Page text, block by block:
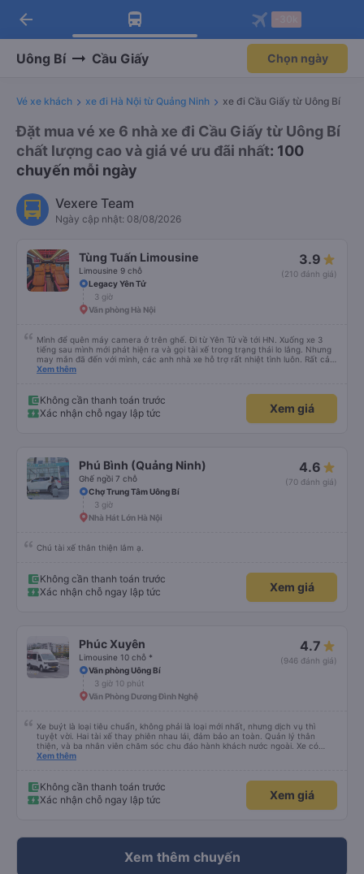
Tải app Vexere ngay!
Nhận ưu đãi thành viên độc
Mở app
Tải app Vexere
-30k/ghế khi đặt vé máy bay qua
Mở app
arrow_back
Uông Bí Cầu Giấy Chọn ngày
Vé xe khách xe đi Hà Nội từ Quảng Ninh xe đi Cầu Giấy từ Uông Bí
Đặt mua vé xe 6 nhà xe đi Cầu Giấy từ Uông Bí
chất lượng cao và giá vé ưu đãi nhất: 100
chuyến mỗi ngày
Vexere Team
Ngày cập nhật: 08/08/2026
Tùng Tuấn Limousine
Limousine 9 chỗ
3.9
(210 đánh giá)
Legacy Yên Tử
3 giờ
Văn phòng Hà Nội
Mình để quên máy camera ở trên ghế. Đi từ Yên Tử về tới HN. Xuống xe 3
tiếng sau mình mới phát hiện ra và gọi tài xế trong trạng thái lo lắng. Nhưng
may mắn đã đến với mình, các anh nhà xe hỗ trợ rất nhiệt tình luôn. Rất cảm
ơn và chúc các anh nhà xe Tùng Tuấn sức khoẻ, vạn dặm bình an ạ!
Xem thêm
Không cần thanh toán trước
Xác nhận chỗ ngay lập tức
Xem giá
Phú Bình (Quảng Ninh)
Ghế ngồi 7 chỗ
4.6
(70 đánh giá)
Chợ Trung Tâm Uông Bí
3 giờ
Nhà Hát Lớn Hà Nội
Chú tài xế thân thiện lắm ạ.
Không cần thanh toán trước
Xác nhận chỗ ngay lập tức
Xem giá
Phúc Xuyên
Limousine 10 chỗ *
4.7
(946 đánh giá)
Văn phòng Uông Bí
3 giờ 10 phút
Văn Phòng Dương Đình Nghệ
Xe buýt là loại tiêu chuẩn, không phải là loại mới nhất, nhưng dịch vụ thì
tuyệt vời. Hai tài xế thay phiên nhau lái, đảm bảo an toàn. Quản lý thân
thiện, và ba nhân viên chăm sóc chu đáo hành khách nước ngoài. Xe có
máy lạnh và cổng sạc USB, và dừng thường xuyên ở các khu vực nghỉ ngơi.
khoảng 9 tiếng. Tôi hài lòng với giá vé 480.000 VND.
Xem thêm
Không cần thanh toán trước
Xác nhận chỗ ngay lập tức
Xem giá
Xem thêm chuyến